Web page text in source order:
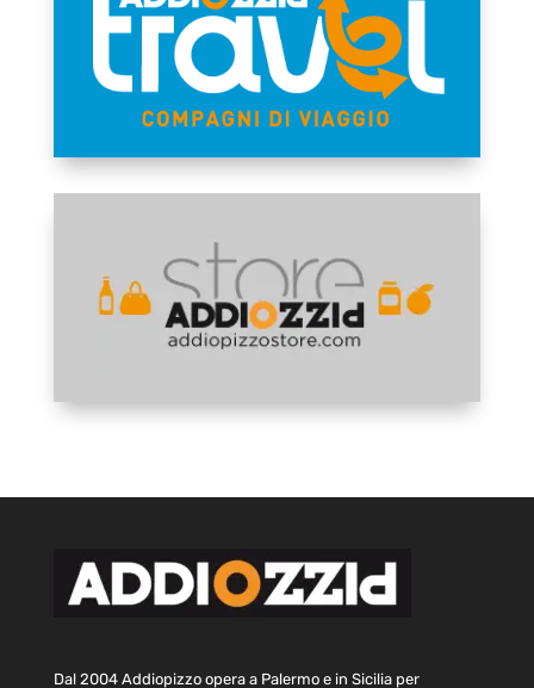
Dal 2004 Addiopizzo opera a Palermo e in Sicilia per